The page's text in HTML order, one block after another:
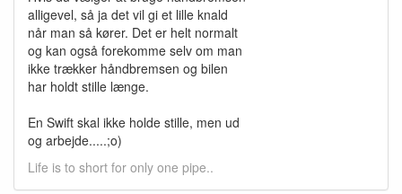
alligevel, så ja det vil gi et lille knald
når man så kører. Det er helt normalt
og kan også forekomme selv om man
ikke trækker håndbremsen og bilen
har holdt stille længe.
En Swift skal ikke holde stille, men ud
og arbejde.....;o)
Life is to short for only one pipe..